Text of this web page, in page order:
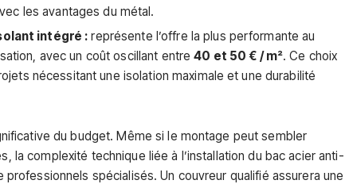
les avantages du métal.
intégré : représente l’offre la plus performante au
avec un coût oscillant entre40 et 50 € / m². Ce choix
nécessitant une isolation maximale et une durabilité
du budget. Même si le montage peut sembler
la complexité technique liée à l’installation du bac acier anti-
spécialisés. Un couvreur qualifié assurera une